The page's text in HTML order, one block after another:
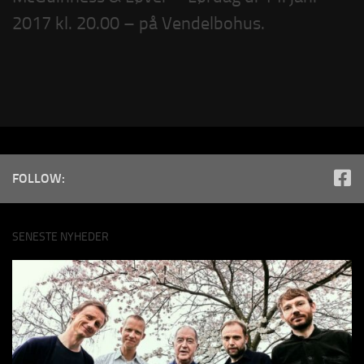
2017 kl. 20.00 – på Vendelbohus.
FOLLOW:
SENESTE NYHEDER